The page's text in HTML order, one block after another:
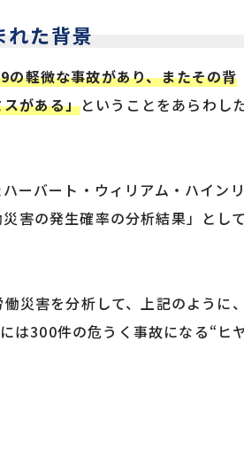
れた背景
軽微な事故があり、またその背
がある」ということをあらわし
ーバート・ウィリアム・ハインリ
の発生確率の分析結果」として
災害を分析して、上記のように、
は300件の危うく事故になる“ヒ